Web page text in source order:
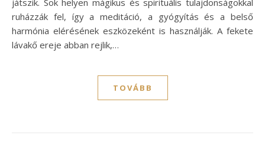
ruházzák fel, így a meditáció, a gyógyítás és a belső
harmónia elérésének eszközeként is használják. A fekete
lávakő ereje abban rejlik,…
TOVÁBB